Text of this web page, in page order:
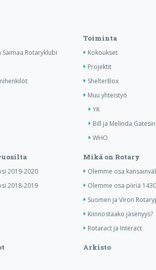
Rotaryklubi
Toiminta
Kokoukset
Projektit
ShelterBox
Muu yhteistyö
YK
Bill ja Melinda
WHO
2019-2020
2018-2019
Mikä on Rotary
Olemme osa
Olemme osa piiriä 1430
Suomen ja Viron
Kiinnostaako jäsenyys?
Rotaract ja Interact
Arkisto